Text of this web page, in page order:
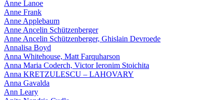
Anne Lanoe
Anne Frank
Anne Applebaum
Anne Ancelin Schützenberger
Anne Ancelin Schützenberger, Ghislain Devroede
Annalisa Boyd
Anna Whitehouse, Matt Farquharson
Anna Maria Coderch, Victor Ieronim Stoichita
Anna KRETZULESCU – LAHOVARY
Anna Gavalda
Ann Leary